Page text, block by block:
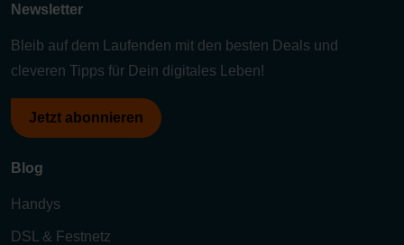
Newsletter
Bleib auf dem Laufenden mit den besten Deals und
cleveren Tipps für Dein digitales Leben!
Jetzt abonnieren
Blog
Handys
DSL & Festnetz